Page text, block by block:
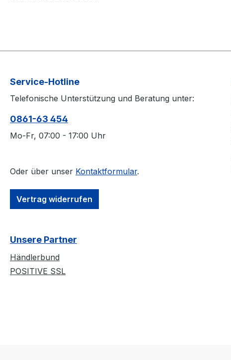
Service-Hotline
Telefonische Unterstützung und Beratung unter:
0861-63 454
Mo-Fr, 07:00 - 17:00 Uhr
Oder über unser Kontaktformular.
Vertrag widerrufen
Unsere Partner
Händlerbund
POSITIVE SSL